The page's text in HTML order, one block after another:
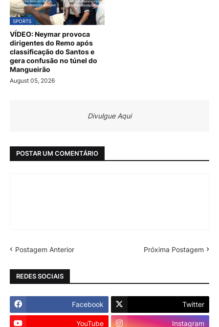
SPORTS
VÍDEO: Neymar provoca
dirigentes do Remo após
classificação do Santos e
gera confusão no túnel do
Mangueirão
August 05, 2026
Divulgue Aqui
POSTAR UM COMENTÁRIO
Postagem Anterior Próxima Postagem
REDES SOCIAIS
Facebook Twitter
YouTube Instagram